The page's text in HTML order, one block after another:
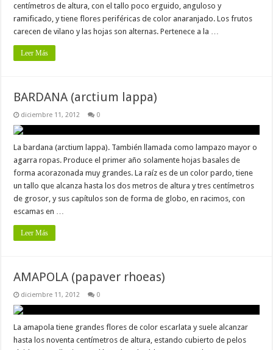
centímetros de altura, con el tallo poco erguido, anguloso y
ramificado, y tiene flores periféricas de color anaranjado. Los frutos
carecen de vilano y las hojas son alternas. Pertenece a la …
Leer Más
BARDANA (arctium lappa)
diciembre 11, 2012 0
La bardana (arctium lappa). También llamada como lampazo mayor o
agarra ropas. Produce el primer año solamente hojas basales de
forma acorazonada muy grandes. La raíz es de un color pardo, tiene
un tallo que alcanza hasta los dos metros de altura y tres centímetros
de grosor, y sus capítulos son de forma de globo, en racimos, con
escamas en …
Leer Más
AMAPOLA (papaver rhoeas)
diciembre 11, 2012 0
La amapola tiene grandes flores de color escarlata y suele alcanzar
hasta los noventa centímetros de altura, estando cubierto de pelos